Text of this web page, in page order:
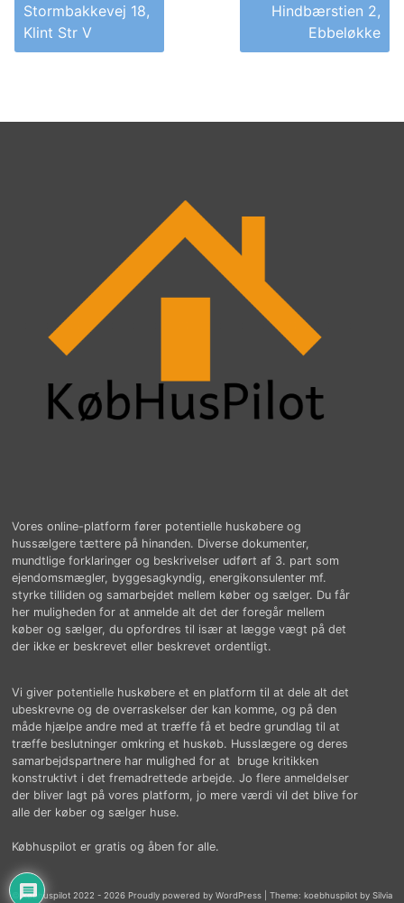
Stormbakkevej 18,
Klint Str V
Hindbærstien 2,
Ebbeløkke
Vores online-platform fører potentielle huskøbere og
hussælgere tættere på hinanden. Diverse dokumenter,
mundtlige forklaringer og beskrivelser udført af 3. part som
ejendomsmægler, byggesagkyndig, energikonsulenter mf.
styrke tilliden og samarbejdet mellem køber og sælger. Du får
her muligheden for at anmelde alt det der foregår mellem
køber og sælger, du opfordres til især at lægge vægt på det
der ikke er beskrevet eller beskrevet ordentligt.
Vi giver potentielle huskøbere et en platform til at dele alt det
ubeskrevne og de overraskelser der kan komme, og på den
måde hjælpe andre med at træffe få et bedre grundlag til at
træffe beslutninger omkring et huskøb. Husslægere og deres
samarbejdspartnere har mulighed for at bruge kritikken
konstruktivt i det fremadrettede arbejde. Jo flere anmeldelser
der bliver lagt på vores platform, jo mere værdi vil det blive for
alle der køber og sælger huse.
Købhuspilot er gratis og åben for alle.
© købhuspilot 2022 - 2026 Proudly powered by WordPress Theme: koebhuspilot by Silvia